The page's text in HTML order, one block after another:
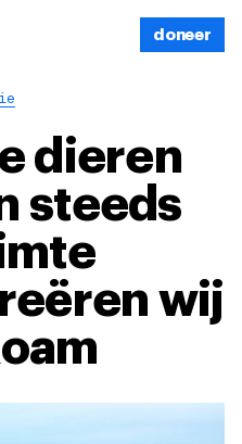
doneer
dieren
steeds
wij